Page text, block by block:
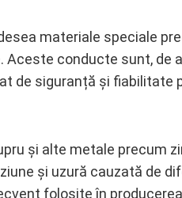
materiale speciale
conducte sunt, de
de siguranță și fiabilitate
și alte metale precum
și uzură cauzată de
folosite în